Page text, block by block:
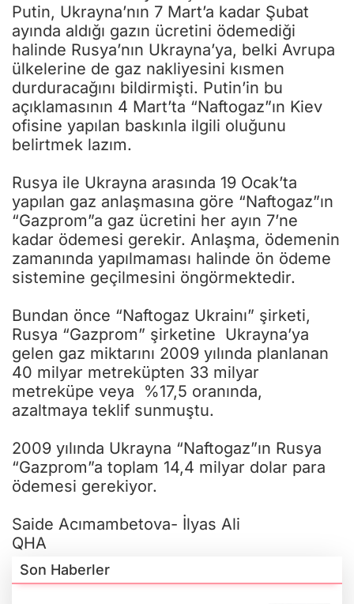
Putin, Ukrayna’nın 7 Mart’a kadar Şubat
ayında aldığı gazın ücretini ödemediği
halinde Rusya’nın Ukrayna’ya, belki Avrupa
ülkelerine de gaz nakliyesini kısmen
durduracağını bildirmişti. Putin’in bu
açıklamasının 4 Mart’ta “Naftogaz”ın Kiev
ofisine yapılan baskınla ilgili oluğunu
belirtmek lazım.
Rusya ile Ukrayna arasında 19 Ocak’ta
yapılan gaz anlaşmasına göre “Naftogaz”ın
“Gazprom”a gaz ücretini her ayın 7’ne
kadar ödemesi gerekir. Anlaşma, ödemenin
zamanında yapılmaması halinde ön ödeme
sistemine geçilmesini öngörmektedir.
Bundan önce “Naftogaz Ukrainı” şirketi,
Rusya “Gazprom” şirketine Ukrayna’ya
gelen gaz miktarını 2009 yılında planlanan
40 milyar metreküpten 33 milyar
metreküpe veya %17,5 oranında,
azaltmaya teklif sunmuştu.
2009 yılında Ukrayna “Naftogaz”ın Rusya
“Gazprom”a toplam 14,4 milyar dolar para
ödemesi gerekiyor.
Saide Acımambetova- İlyas Ali
QHA
Son Haberler